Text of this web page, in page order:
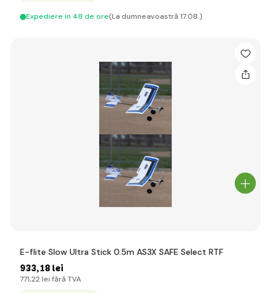
Expediere in 48 de ore(La dumneavoastră 17.08.)
E-flite Slow Ultra Stick 0.5m AS3X SAFE Select RTF
933,18 lei
771,22 lei fără TVA